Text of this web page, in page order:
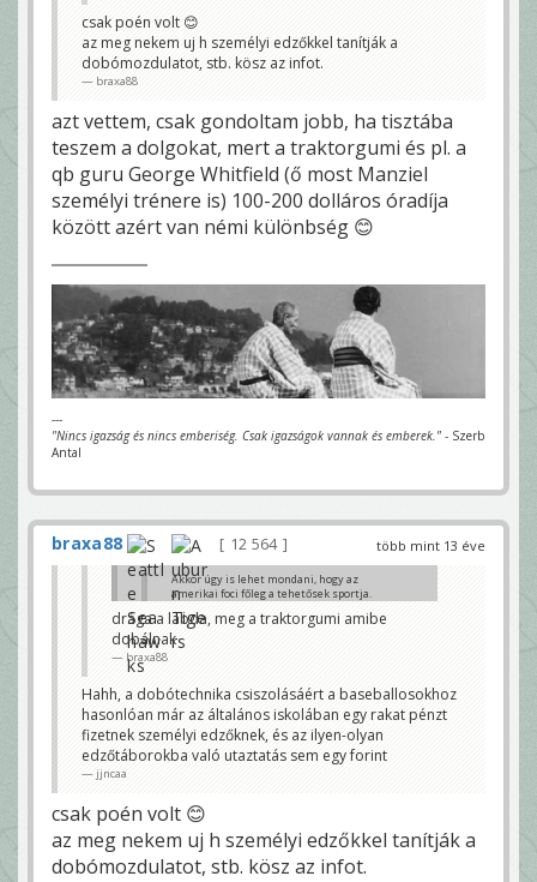
csak poén volt 😊
az meg nekem uj h személyi edzőkkel tanítják a
dobómozdulatot, stb. kösz az infot.
braxa88
azt vettem, csak gondoltam jobb, ha tisztába
teszem a dolgokat, mert a traktorgumi és pl. a
qb guru George Whitfield (ő most Manziel
személyi trénere is) 100-200 dolláros óradíja
között azért van némi különbség 😊
---
"Nincs igazság és nincs emberiség. Csak igazságok vannak és emberek." - Szerb
Antal
több mint 13 éve
braxa88 12 564
Akkor úgy is lehet mondani, hogy az
amerikai foci főleg a tehetősek sportja.
nem, ezt abszolút nem lehet mondani, az irányítók
neveléséhez kell sok pénz
drága a labda, meg a traktorgumi amibe
dobálnak
braxa88
Hahh, a dobótechnika csiszolásáért a baseballosokhoz
hasonlóan már az általános iskolában egy rakat pénzt
fizetnek személyi edzőknek, és az ilyen-olyan
edzőtáborokba való utaztatás sem egy forint
jjncaa
csak poén volt 😊
az meg nekem uj h személyi edzőkkel tanítják a
dobómozdulatot, stb. kösz az infot.